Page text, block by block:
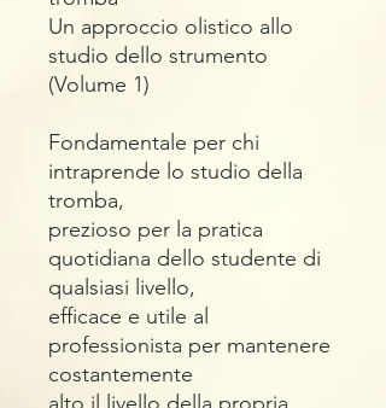
Un approccio olistico allo
studio dello strumento
(Volume 1)
Fondamentale per chi
intraprende lo studio della
tromba,
prezioso per la pratica
quotidiana dello studente di
qualsiasi livello,
efficace e utile al
professionista per mantenere
costantemente
alto il livello della propria